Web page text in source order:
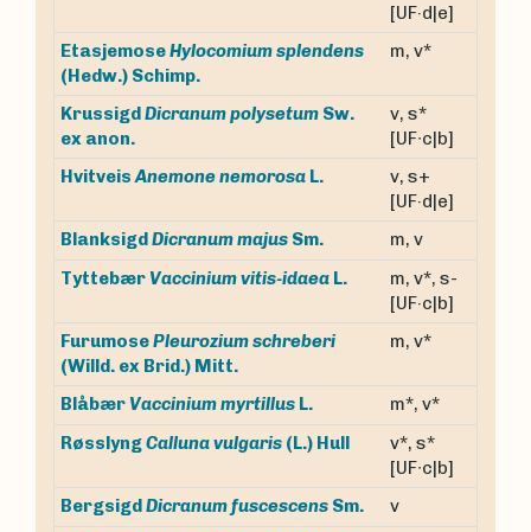
[UF·d|e]
EtasjemoseHylocomium splendens
(Hedw.) Schimp.
m, v*
KrussigdDicranum polysetum Sw.
ex anon.
v, s*
[UF∙c|b]
Hvitveis Anemone nemorosa L.
v, s+
[UF·d|e]
BlanksigdDicranum majus Sm.
m, v
TyttebærVaccinium vitis-idaea L.
m, v*, s-
[UF·c|b]
FurumosePleurozium schreberi
(Willd. ex Brid.) Mitt.
m, v*
BlåbærVaccinium myrtillus L.
m*, v*
RøsslyngCalluna vulgaris (L.) Hull
v*, s*
[UF∙c|b]
BergsigdDicranum fuscescens Sm.
v